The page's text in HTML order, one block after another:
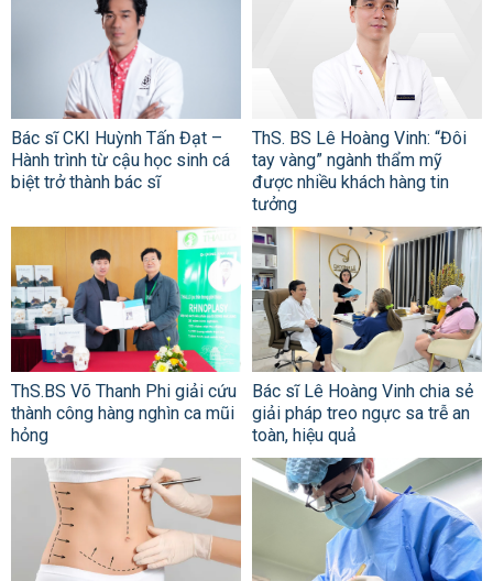
Bác sĩ CKI Huỳnh Tấn Đạt –
Hành trình từ cậu học sinh cá
biệt trở thành bác sĩ
ThS. BS Lê Hoàng Vinh: “Đôi
tay vàng” ngành thẩm mỹ
được nhiều khách hàng tin
tưởng
ThS.BS Võ Thanh Phi giải cứu
thành công hàng nghìn ca mũi
hỏng
Bác sĩ Lê Hoàng Vinh chia sẻ
giải pháp treo ngực sa trễ an
toàn, hiệu quả